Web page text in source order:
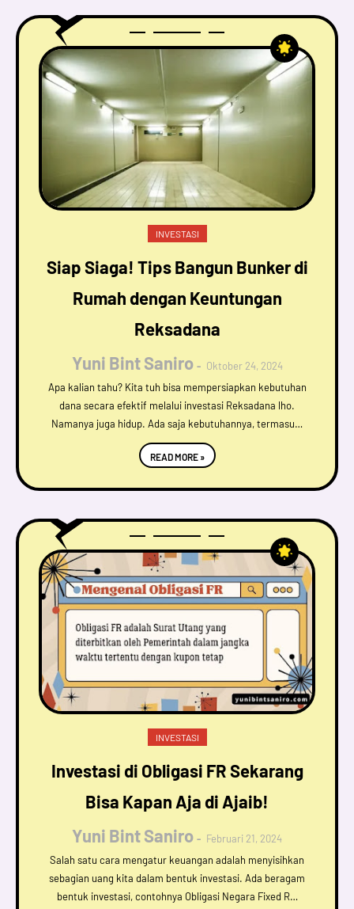
INVESTASI
Siap Siaga! Tips Bangun Bunker di
Rumah dengan Keuntungan
Reksadana
Yuni Bint Saniro
Oktober 24, 2024
Apa kalian tahu? Kita tuh bisa mempersiapkan kebutuhan
dana secara efektif melalui investasi Reksadana lho.
Namanya juga hidup. Ada saja kebutuhannya, termasu…
READ MORE »
INVESTASI
Investasi di Obligasi FR Sekarang
Bisa Kapan Aja di Ajaib!
Yuni Bint Saniro
Februari 21, 2024
Salah satu cara mengatur keuangan adalah menyisihkan
sebagian uang kita dalam bentuk investasi. Ada beragam
bentuk investasi, contohnya Obligasi Negara Fixed R…